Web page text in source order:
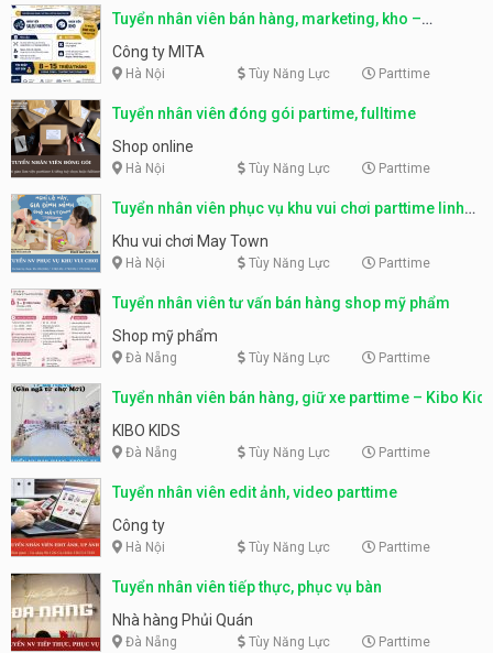
Tuyển nhân viên bán hàng, marketing, kho –
parttime, fulltime
Công ty MITA
Hà Nội Tùy Năng Lực Parttime
Tuyển nhân viên đóng gói partime, fulltime
Shop online
Hà Nội Tùy Năng Lực Parttime
Tuyển nhân viên phục vụ khu vui chơi parttime linh
động
Khu vui chơi May Town
Hà Nội Tùy Năng Lực Parttime
Tuyển nhân viên tư vấn bán hàng shop mỹ phẩm
Shop mỹ phẩm
Đà Nẵng Tùy Năng Lực Parttime
Tuyển nhân viên bán hàng, giữ xe parttime – Kibo Kid
KIBO KIDS
Đà Nẵng Tùy Năng Lực Parttime
Tuyển nhân viên edit ảnh, video parttime
Công ty
Hà Nội Tùy Năng Lực Parttime
Tuyển nhân viên tiếp thực, phục vụ bàn
Nhà hàng Phủi Quán
Đà Nẵng Tùy Năng Lực Parttime